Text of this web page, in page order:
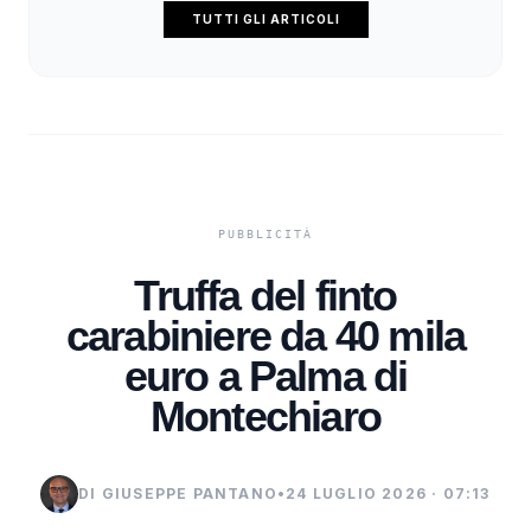
TUTTI GLI ARTICOLI
Truffa del finto
carabiniere da 40 mila
euro a Palma di
Montechiaro
DI GIUSEPPE PANTANO • 24 LUGLIO 2026 · 07:13